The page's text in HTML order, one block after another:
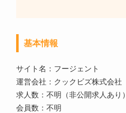
基本情報
サイト名：フージェント
運営会社：クックビズ株式会社
求人数：不明（非公開求人あり）
会員数：不明